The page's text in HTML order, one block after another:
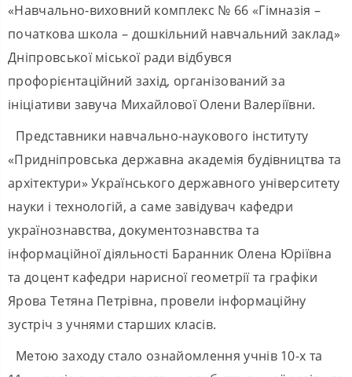
«Навчально-виховний комплекс № 66 «Гімназія –
початкова школа – дошкільний навчальний заклад»
Дніпровської міської ради відбувся
профорієнтаційний захід, організований за
ініціативи завуча Михайлової Олени Валеріївни.
Представники навчально-наукового інституту
«Придніпровська державна академія будівництва та
архітектури» Українського державного університету
науки і технологій, а саме завідувач кафедри
українознавства, документознавства та
інформаційної діяльності Баранник Олена Юріївна
та доцент кафедри нарисної геометрії та графіки
Ярова Тетяна Петрівна, провели інформаційну
зустріч з учнями старших класів.
Метою заходу стало ознайомлення учнів 10-х та